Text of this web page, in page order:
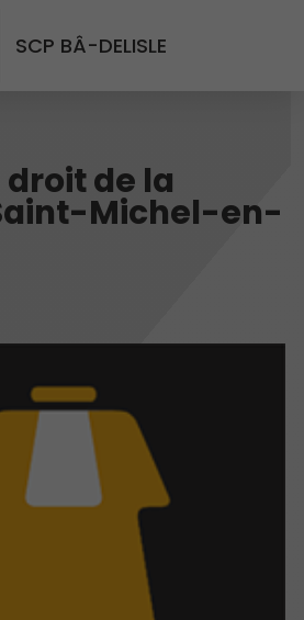
SCP BÂ-DELISLE
de la
Michel-en-